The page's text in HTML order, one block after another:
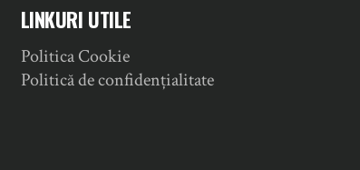
LINKURI UTILE
Politica Cookie
Politică de confidențialitate